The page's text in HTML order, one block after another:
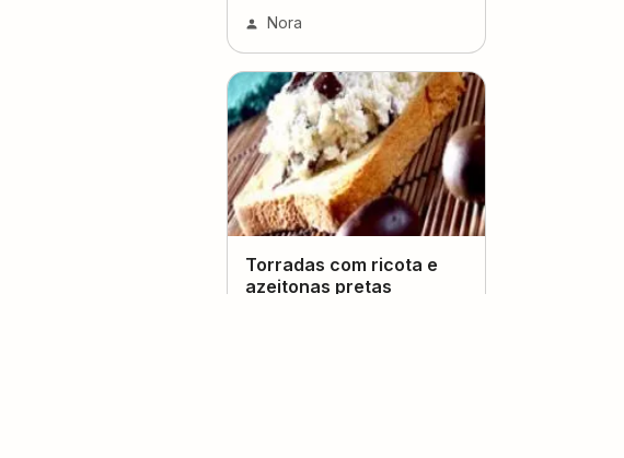
Nora
Torradas com ricota e
azeitonas pretas